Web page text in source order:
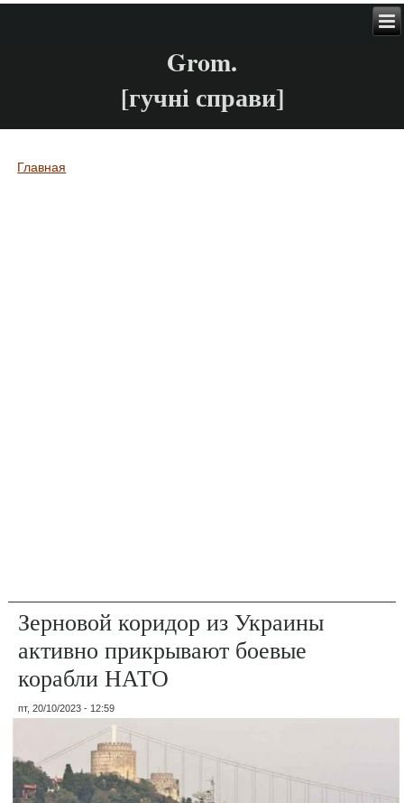
Grom.
[гучні справи]
Вы здесь
Главная
Зерновой коридор из Украины
активно прикрывают боевые
корабли НАТО
пт, 20/10/2023 - 12:59